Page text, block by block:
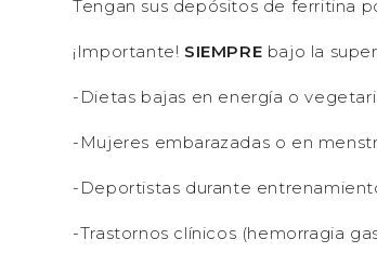
Tengan sus depósitos de ferritina
¡Importante! SIEMPRE bajo la
-Dietas bajas en energía o
-Mujeres embarazadas o en
-Deportistas durante
-Trastornos clínicos (hemorragia